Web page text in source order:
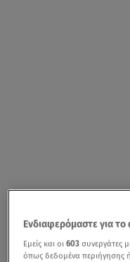
Ενδιαφερόμαστε για
Εμείς και οι603 συνεργάτες
όπως δεδομένα περιήγησης ή